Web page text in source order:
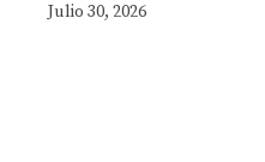
Julio 30, 2026